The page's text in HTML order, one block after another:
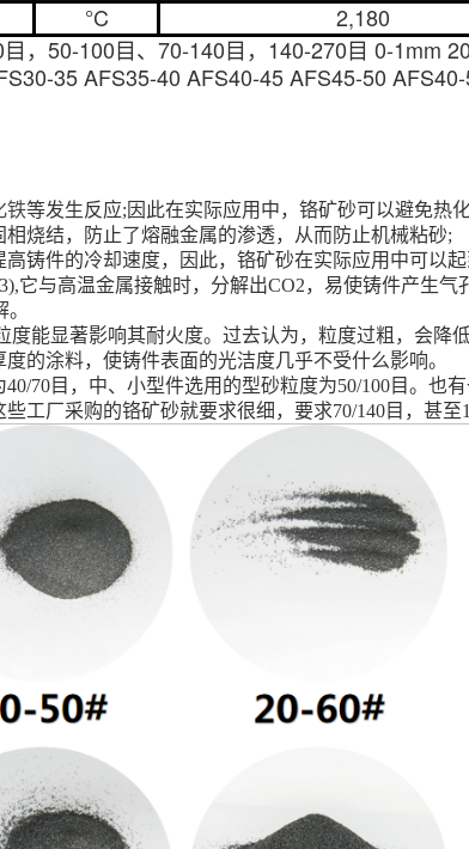
°C
2,180
，50-100目、70-140目，140-270目 0-1mm
35 AFS35-40 AFS40-45 AFS45-50
铁等发生反应;因此在实际应用中，铬矿砂可以避免热
烧结，防止了熔融金属的渗透，从而防止机械粘砂;
铸件的冷却速度，因此，铬矿砂在实际应用中可以
它与高温金属接触时，分解出CO2，易使铸件产生
度能显著影响其耐火度。过去认为，粒度过粗，会降
的涂料，使铸件表面的光洁度几乎不受什么影响。
70目，中、小型件选用的型砂粒度为50/100目。也
工厂采购的铬矿砂就要求很细，要求70/140目，甚至